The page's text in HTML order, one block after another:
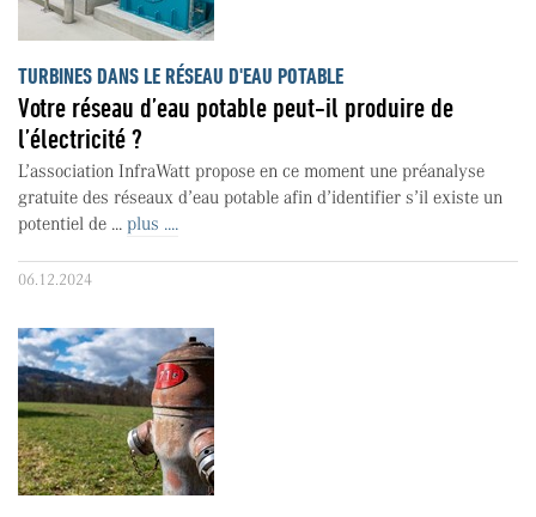
TURBINES DANS LE RÉSEAU D'EAU POTABLE
Votre réseau d’eau potable peut-il produire de
l’électricité ?
L’association InfraWatt propose en ce moment une préanalyse
gratuite des réseaux d’eau potable afin d’identifier s’il existe un
potentiel de ... plus ....
06.12.2024